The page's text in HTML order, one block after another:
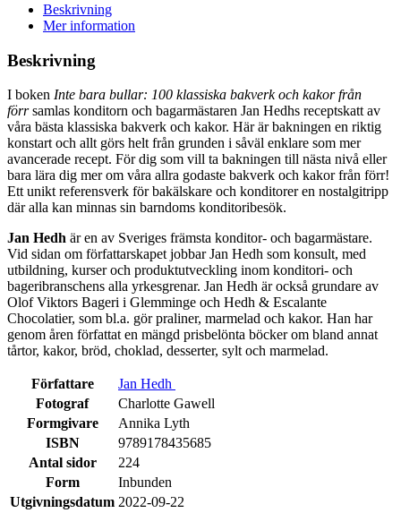
Beskrivning
Mer information
Beskrivning
I boken Inte bara bullar: 100 klassiska bakverk och kakor från
förrsamlas konditorn och bagarmästaren Jan Hedhs receptskatt av
våra bästa klassiska bakverk och kakor. Här är bakningen en riktig
konstart och allt görs helt från grunden i såväl enklare som mer
avancerade recept. För dig som vill ta bakningen till nästa nivå eller
bara lära dig mer om våra allra godaste bakverk och kakor från förr!
Ett unikt referensverk för bakälskare och konditorer en nostalgitripp
där alla kan minnas sin barndoms konditoribesök.
Jan Hedh är en av Sveriges främsta konditor- och bagarmästare.
Vid sidan om författarskapet jobbar Jan Hedh som konsult, med
utbildning, kurser och produktutveckling inom konditori- och
bageribranschens alla yrkesgrenar. Jan Hedh är också grundare av
Olof Viktors Bageri i Glemminge och Hedh & Escalante
Chocolatier, som bl.a. gör praliner, marmelad och kakor. Han har
genom åren författat en mängd prisbelönta böcker om bland annat
tårtor, kakor, bröd, choklad, desserter, sylt och marmelad.
Författare
Jan Hedh
Fotograf
Charlotte Gawell
Formgivare
Annika Lyth
ISBN
9789178435685
Antal sidor
224
Form
Inbunden
Utgivningsdatum 2022-09-22